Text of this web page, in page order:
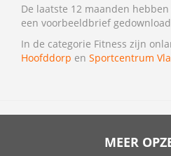
De laatste 12 maanden
een voorbeeldbrief
In de categorie Fitness zijn
Hoofddorp en Sportcentrum
MEER